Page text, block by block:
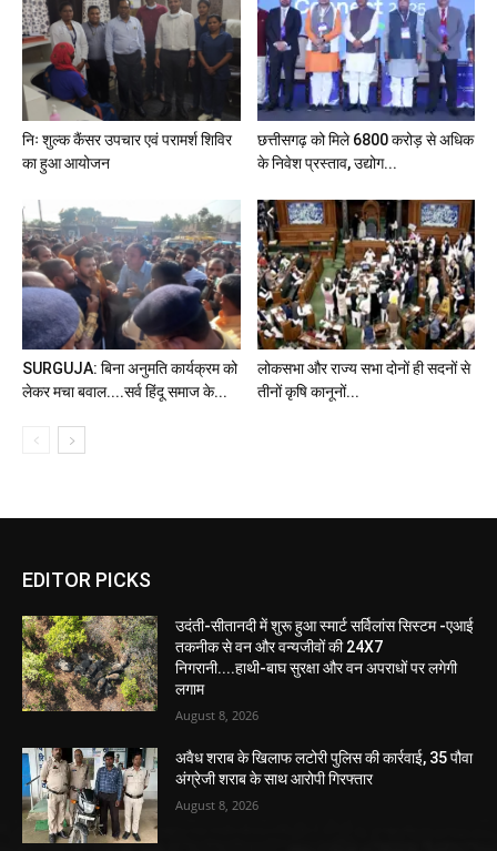
निः शुल्क कैंसर उपचार एवं परामर्श शिविर
का हुआ आयोजन
छत्तीसगढ़ को मिले 6800 करोड़ से अधिक
के निवेश प्रस्ताव, उद्योग...
SURGUJA: बिना अनुमति कार्यक्रम को
लेकर मचा बवाल....सर्व हिंदू समाज के...
लोकसभा और राज्य सभा दोनों ही सदनों से
तीनों कृषि कानूनों...
EDITOR PICKS
उदंती-सीतानदी में शुरू हुआ स्मार्ट सर्विलांस सिस्टम -एआई
तकनीक से वन और वन्यजीवों की 24X7
निगरानी....हाथी-बाघ सुरक्षा और वन अपराधों पर लगेगी
लगाम
August 8, 2026
अवैध शराब के खिलाफ लटोरी पुलिस की कार्रवाई, 35 पौवा
अंग्रेजी शराब के साथ आरोपी गिरफ्तार
August 8, 2026